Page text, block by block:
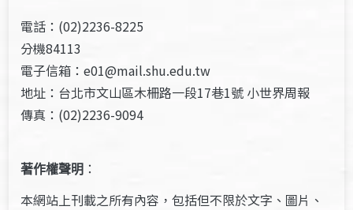
電話：(02)2236-8225
分機84113
電子信箱：e01@mail.shu.edu.tw
地址：台北市文山區木柵路一段17巷1號 小世界周報
傳真：(02)2236-9094
著作權聲明 ：
本網站上刊載之所有內容，包括但不限於文字、圖片、